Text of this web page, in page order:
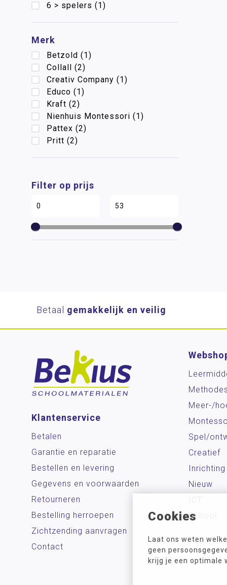
Cookies
Laat ons weten
geen
krijg je een optimale
6 > spelers (1)
Merk
Betzold (1)
Collall (2)
Creativ Company (1)
Educo (1)
Kraft (2)
Nienhuis Montessori (1)
Pattex (2)
Pritt (2)
Filter op prijs
Betaal gemakkelijk en veilig
Klantenservice
Betalen
Garantie en reparatie
Bestellen en levering
Gegevens en voorwaarden
Retourneren
Bestelling herroepen
Zichtzending aanvragen
Contact
Meer-/
Spel/
Creatief
Inrichting
Nieuw
School